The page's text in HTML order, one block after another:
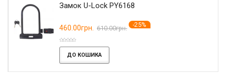
Замок U-Lock PY6168
460.00грн. 610.00грн. -25%
ДО КОШИКА